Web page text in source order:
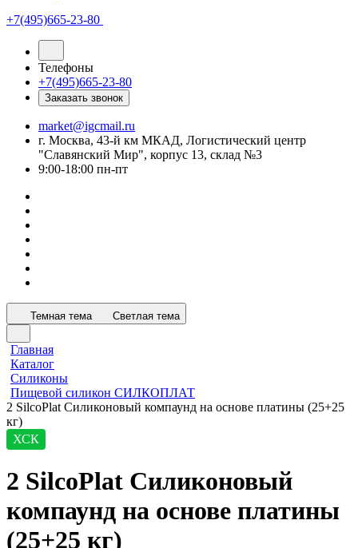
+7(495)665-23-80
Телефоны
+7(495)665-23-80
Заказать звонок
market@igcmail.ru
г. Москва, 43-й км МКАД, Логистический центр
"Славянский Мир", корпус 13, склад №3
9:00-18:00 пн-пт
Темная тема Светлая тема
Главная
Каталог
Силиконы
Пищевой силикон СИЛКОПЛАТ
2 SilcoPlat Силиконовый компаунд на основе платины (25+25
кг)
ХСК
2 SilcoPlat Силиконовый
компаунд на основе платины
(25+25 кг)